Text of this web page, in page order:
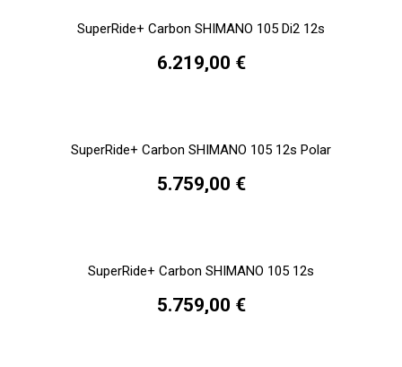
SuperRide+ Carbon SHIMANO 105 Di2 12s
6.219,00 €
SuperRide+ Carbon SHIMANO 105 12s Polar
5.759,00 €
SuperRide+ Carbon SHIMANO 105 12s
5.759,00 €